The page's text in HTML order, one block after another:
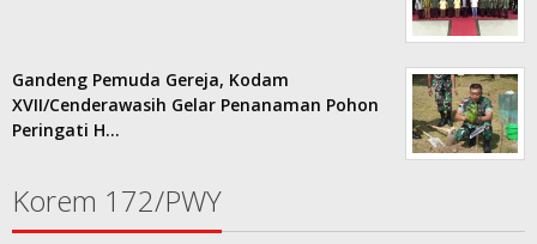
Gandeng Pemuda Gereja, Kodam
XVII/Cenderawasih Gelar Penanaman Pohon
Peringati H…
Korem 172/PWY